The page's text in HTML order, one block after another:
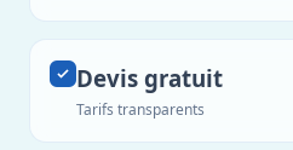
Devis gratuit
Tarifs transparents